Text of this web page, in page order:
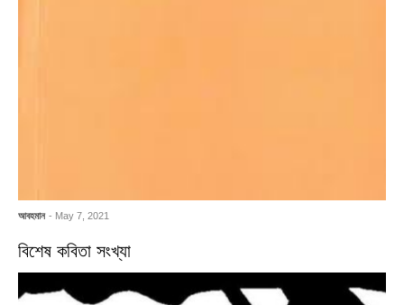
আবহমান - May 7, 2021
বিশেষ কবিতা সংখ্যা